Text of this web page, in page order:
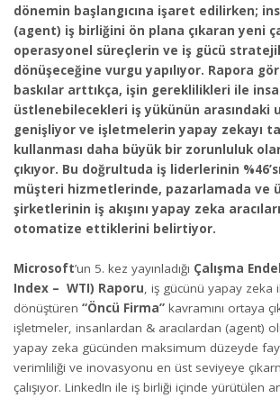
dönemin başlangıcına işaret edilirken;
(agent) iş birliğini ön plana çıkaran yeni
operasyonel süreçlerin ve iş gücü
dönüşeceğine vurgu yapılıyor. Rapora
baskılar arttıkça, işin gereklilikleri ile
üstlenebilecekleri iş yükünün arasındaki
genişliyor ve işletmelerin yapay zekayı
kullanması daha büyük bir zorunluluk
çıkıyor. Bu doğrultuda iş liderlerinin
müşteri hizmetlerinde, pazarlamada ve
şirketlerinin iş akışını yapay zeka
otomatize ettiklerini belirtiyor.
Microsoft’un 5. kez yayınladığı Çalışma
Index – WTI) Raporu, iş gücünü yapay zeka
dönüştüren “Öncü Firma” kavramını ortaya
işletmeler, insanlardan & aracılardan (agent)
yapay zeka gücünden maksimum düzeyde
verimliliği ve inovasyonu en üst seviyeye
çalışıyor. LinkedIn ile iş birliği içinde yürütülen